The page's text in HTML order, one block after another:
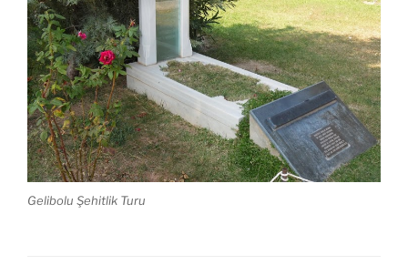
Gelibolu Şehitlik Turu